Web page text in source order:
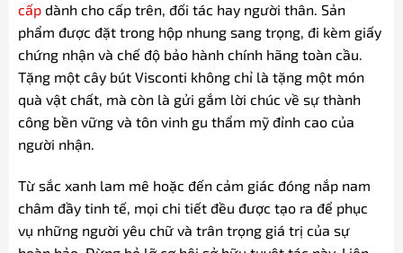
cấpdành cho cấp trên, đối tác hay người thân. Sản
phẩm được đặt trong hộp nhung sang trọng, đi kèm giấy
chứng nhận và chế độ bảo hành chính hãng toàn cầu.
Tặng một cây bút Visconti không chỉ là tặng một món
quà vật chất, mà còn là gửi gắm lời chúc về sự thành
công bền vững và tôn vinh gu thẩm mỹ đỉnh cao của
người nhận.
Từ sắc xanh lam mê hoặc đến cảm giác đóng nắp nam
châm đầy tinh tế, mọi chi tiết đều được tạo ra để phục
vụ những người yêu chữ và trân trọng giá trị của sự